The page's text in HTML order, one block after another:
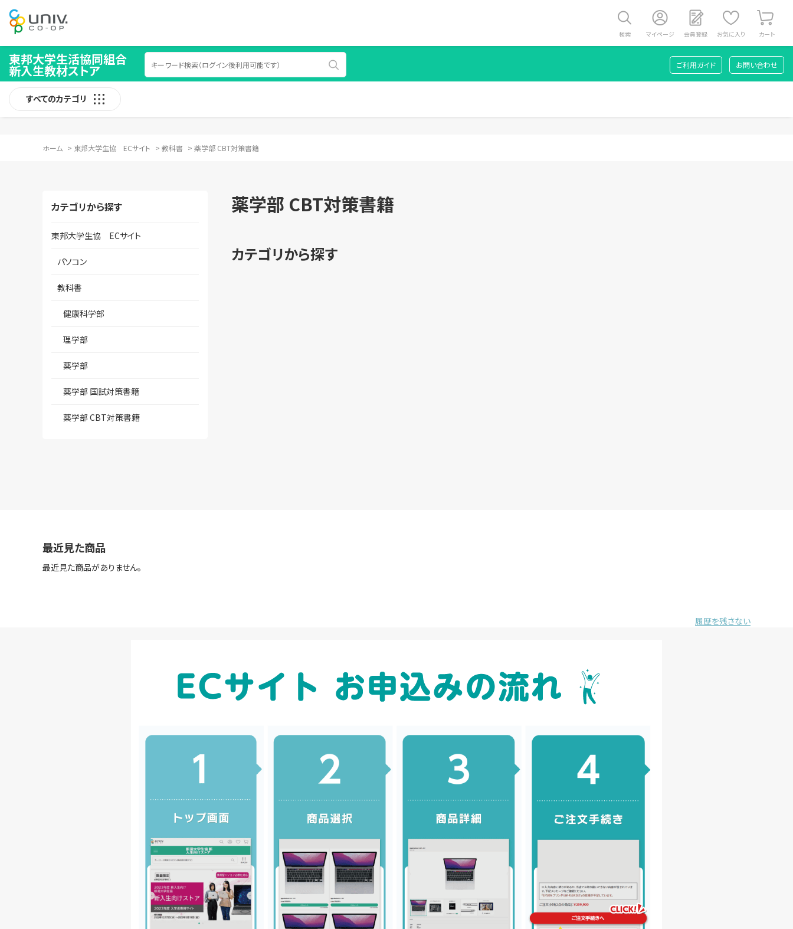
検索 マイページ 会員登録 お気に入り カート
東邦大学生活協同組合
新入生教材ストア ご利用ガイド お問い合わせ
すべてのカテゴリ
ホーム > 東邦大学生協 ECサイト > 教科書 > 薬学部 CBT対策書籍
カテゴリから探す
東邦大学生協 ECサイト
パソコン
教科書
健康科学部
理学部
薬学部
薬学部 国試対策書籍
薬学部 CBT対策書籍
薬学部 CBT対策書籍
カテゴリから探す
最近見た商品
最近見た商品がありません。
履歴を残さない